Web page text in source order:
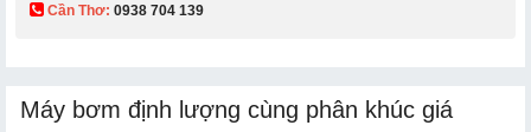
Cần Thơ: 0938 704 139​
Máy bơm định lượng cùng phân khúc giá